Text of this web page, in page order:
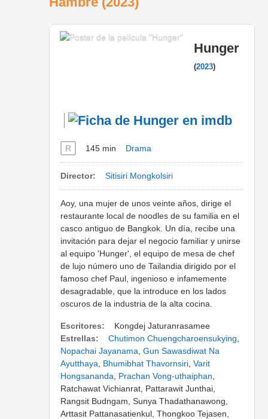
Hunger
(2023)
R 145 min Drama
Director: Sitisiri Mongkolsiri
Aoy, una mujer de unos veinte años, dirige el
restaurante local de noodles de su familia en el
casco antiguo de Bangkok. Un día, recibe una
invitación para dejar el negocio familiar y unirse
al equipo 'Hunger', el equipo de mesa de chef
de lujo número uno de Tailandia dirigido por el
famoso chef Paul, ingenioso e infamemente
desagradable, que la introduce en los lados
oscuros de la industria de la alta cocina.
Escritores:
Kongdej Jaturanrasamee
Estrellas:
Chutimon Chuengcharoensukying
Nopachai Jayanama ,Gun Sawasdiwat Na
Ayutthaya
Bhumibhat Thavornsiri ,Varit
Hongsananda
Prachan Vong-uthaiphan
Ratchawat Vichianrat, Pattarawit Junthai,
Rangsit Budngam, Sunya Thadathanawong,
Arttasit Pattanasatienkul, Thongkoo Tejasen,